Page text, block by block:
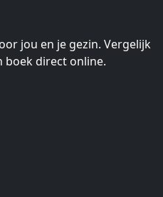
jou en je gezin. Vergelijk
boek direct online.